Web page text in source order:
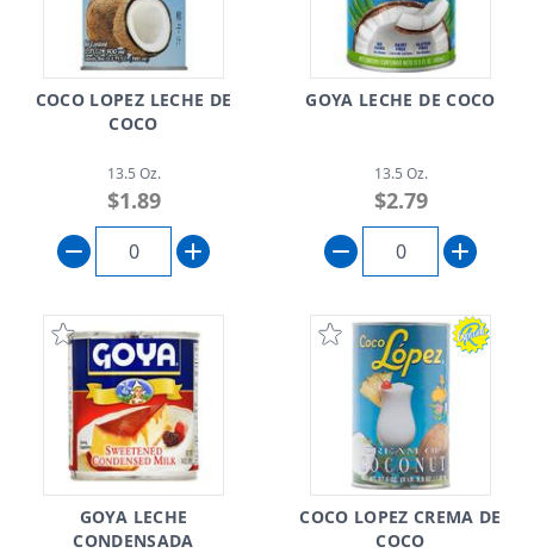
COCO LOPEZ LECHE DE
COCO
13.5 Oz.
$1.89
GOYA LECHE DE COCO
13.5 Oz.
$2.79
GOYA LECHE
CONDENSADA
COCO LOPEZ CREMA DE
COCO